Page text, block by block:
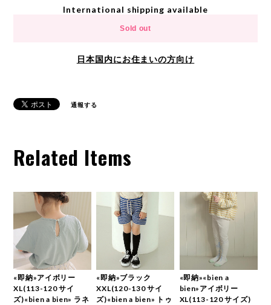
International shipping available
Sold out
日本国内にお住まいの方向け
通報する
Related Items
«即納»アイボリー
XL(113-120 サイ
ズ)«bien a bien» ラネ
«即納»ブラック
XXL(120-130 サイ
ズ)«bien a bien» トゥ
«即納»«bien a
bien»アイボリー
XL(113-120 サイズ)